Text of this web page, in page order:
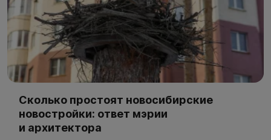
Сколько простоят новосибирские
новостройки: ответ мэрии
и архитектора